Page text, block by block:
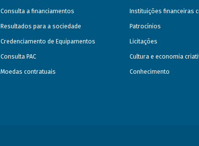
Consulta a financiamentos
Resultados para a sociedade
Credenciamento de Equipamentos
Consulta PAC
Moedas contratuais
Instituições financeiras
Patrocínios
Licitações
Cultura e economia
Conhecimento